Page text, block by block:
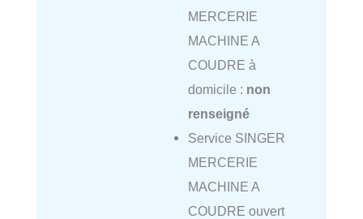
MERCERIE
MACHINE A
COUDRE à
domicile : non
renseigné
Service SINGER
MERCERIE
MACHINE A
COUDRE ouvert